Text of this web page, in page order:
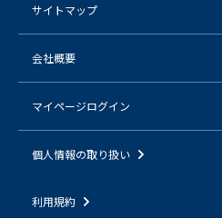
サイトマップ
会社概要
マイページログイン
個人情報の取り扱い
利用規約